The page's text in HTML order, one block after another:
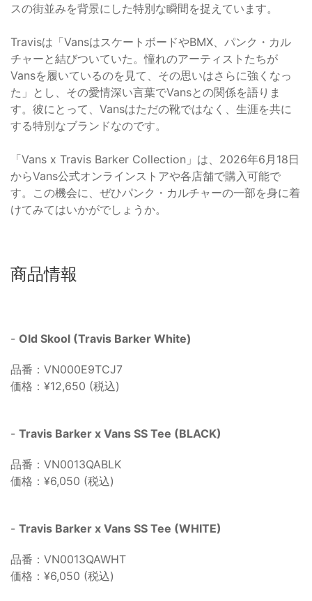
スの街並みを背景にした特別な瞬間を捉えています。
Travisは「VansはスケートボードやBMX、パンク・カル
チャーと結びついていた。憧れのアーティストたちが
Vansを履いているのを見て、その思いはさらに強くなっ
た」とし、その愛情深い言葉でVansとの関係を語りま
す。彼にとって、Vansはただの靴ではなく、生涯を共に
する特別なブランドなのです。
「Vans x Travis Barker Collection」は、2026年6月18日
からVans公式オンラインストアや各店舗で購入可能で
す。この機会に、ぜひパンク・カルチャーの一部を身に着
けてみてはいかがでしょうか。
商品情報
- Old Skool (Travis Barker White)
品番：VN000E9TCJ7
価格：¥12,650 (税込)
- Travis Barker x Vans SS Tee (BLACK)
品番：VN0013QABLK
価格：¥6,050 (税込)
- Travis Barker x Vans SS Tee (WHITE)
品番：VN0013QAWHT
価格：¥6,050 (税込)